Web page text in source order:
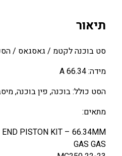
כ
נ
K
T
/
U
S
Q
תיאור
סט בוכנה לקטמ / גאסגאס /
מידה: 66.34 A
הסט כולל: בוכנה, פין בוכנה,
מתאים:
END PISTON KIT – 66.34MM
GAS GAS